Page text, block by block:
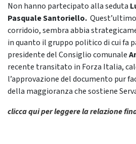
Non hanno partecipato alla seduta
Pasquale Santoriello.
corridoio, sembra abbia
in quanto il gruppo politico di cui fa
presidente del Consiglio comunale
recente transitato in Forza Italia,
l’approvazione del documento pur
della maggioranza che sostiene
clicca qui per leggere la relazione